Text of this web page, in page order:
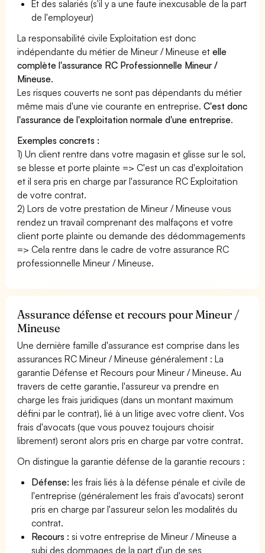
Et des salariés (s'il y a une faute inexcusable de la part
de l'employeur)
La responsabilité civile Exploitation est donc
indépendante du métier de Mineur / Mineuse etelle
complète l'assurance RC Professionnelle Mineur /
Mineuse.
Les risques couverts ne sont pas dépendants du métier
même mais d'une vie courante en entreprise.C'est donc
l'assurance de l'exploitation normale d'une entreprise.
Exemples concrets :
1) Un client rentre dans votre magasin et glisse sur le sol,
se blesse et porte plainte => C'est un cas d'exploitation
et il sera pris en charge par l'assurance RC Exploitation
de votre contrat.
2) Lors de votre prestation de Mineur / Mineuse vous
rendez un travail comprenant des malfaçons et votre
client porte plainte ou demande des dédommagements
=> Cela rentre dans le cadre de votre assurance RC
professionnelle Mineur / Mineuse.
Assurance défense et recours pour Mineur /
Mineuse
Une dernière famille d'assurance est comprise dans les
assurances RC Mineur / Mineuse généralement : La
garantie Défense et Recours pour Mineur / Mineuse. Au
travers de cette garantie, l'assureur va prendre en
charge les frais juridiques (dans un montant maximum
défini par le contrat), lié à un litige avec votre client. Vos
frais d'avocats (que vous pouvez toujours choisir
librement) seront alors pris en charge par votre contrat.
On distingue la garantie défense de la garantie recours :
Défense: les frais liés à la défense pénale et civile de
l'entreprise (généralement les frais d'avocats) seront
pris en charge par l'assureur selon les modalités du
contrat.
Recours : si votre entreprise de Mineur / Mineuse a
subi des dommages de la part d'un de ses